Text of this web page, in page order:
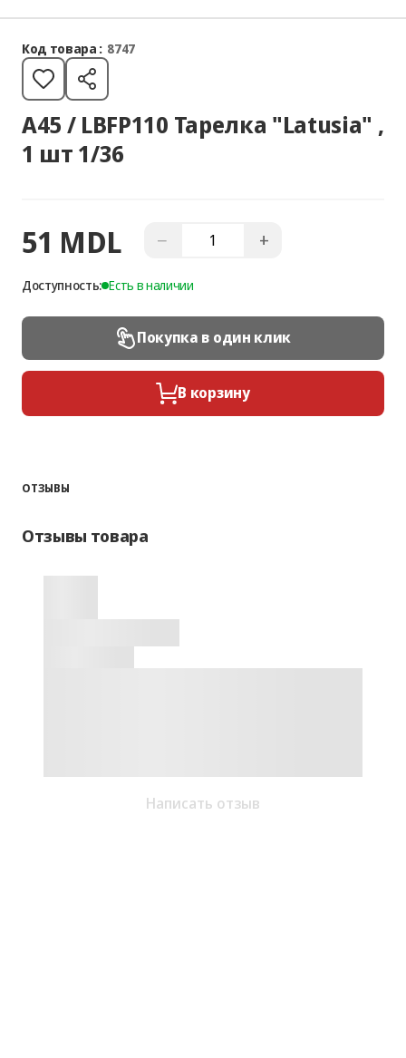
Код товара : 8747
A45 / LBFP110 Тарелка "Latusia" ,
1 шт 1/36
51 MDL − +
Доступность: Есть в наличии
Покупка в один клик
В корзину
ОТЗЫВЫ
Отзывы товара
Написать отзыв